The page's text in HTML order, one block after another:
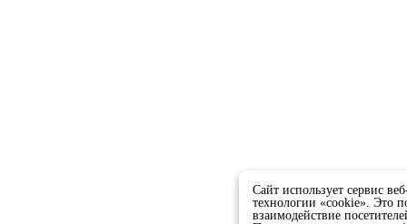
Сайт использует сервис
технологии «cookie». Это
взаимодействие